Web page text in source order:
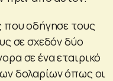
που οδήγησε τους
σε σχεδόν δύο
σε ένα εταιρικό
δολαρίων όπως οι